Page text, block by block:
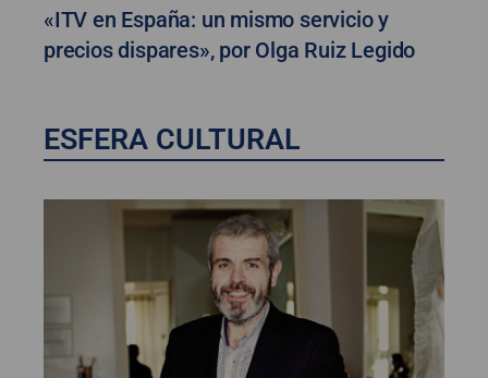
«ITV en España: un mismo servicio y
precios dispares», por Olga Ruiz Legido
ESFERA CULTURAL